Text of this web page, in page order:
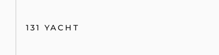
131 YACHT